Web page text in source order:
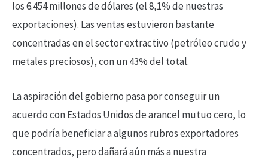
los 6.454 millones de dólares (el 8,1% de nuestras
exportaciones). Las ventas estuvieron bastante
concentradas en el sector extractivo (petróleo crudo y
metales preciosos), con un 43% del total.
La aspiración del gobierno pasa por conseguir un
acuerdo con Estados Unidos de arancel mutuo cero, lo
que podría beneficiar a algunos rubros exportadores
concentrados, pero dañará aún más a nuestra